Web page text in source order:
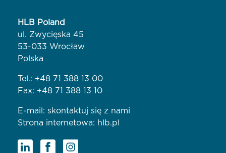
HLB Poland
ul. Zwycięska 45
53-033 Wrocław
Polska
Tel.: +48 71 388 13 00
Fax: +48 71 388 13 10
E-mail: skontaktuj się z nami
Strona internetowa: hlb.pl